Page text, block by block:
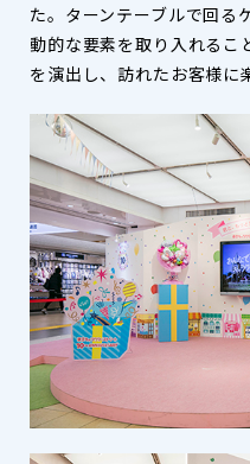
た。ターンテーブルで回る
動的な要素を取り入れるこ
を演出し、訪れたお客様に